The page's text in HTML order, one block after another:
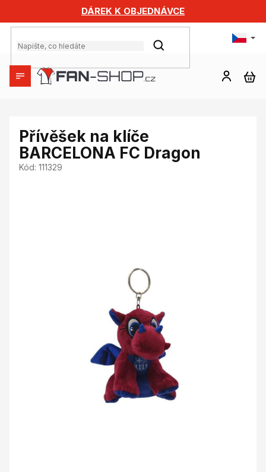
obsah
DÁREK K OBJEDNÁVCE
HLEDAT
Přívěšek na klíče
BARCELONA FC Dragon
Kód: 111329